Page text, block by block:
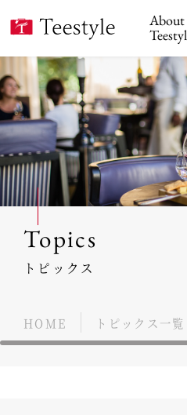
About
Topics
トピックス
HOME トピックス一覧